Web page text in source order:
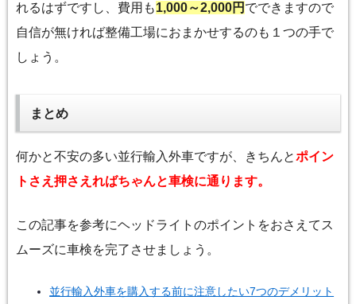
れるはずですし、費用も1,000～2,000円 でできますので
自信が無ければ整備工場におまかせするのも１つの手で
しょう。
まとめ
何かと不安の多い並行輸入外車ですが、きちんとポイン
トさえ押さえればちゃんと車検に通ります。
この記事を参考にヘッドライトのポイントをおさえてス
ムーズに車検を完了させましょう。
並行輸入外車を購入する前に注意したい7つのデメリット